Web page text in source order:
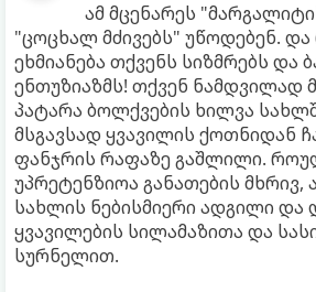
ამ მცენარეს
"ცოცხალ მძივებს" უწოდებენ.
ეხმიანება თქვენს სიზმრებს და
ენთუზიაზმს! თქვენ ნამდვილად
პატარა ბოლქვების ხილვა
მსგავსად ყვავილის ქოთნიდან
ფანჯრის რაფაზე გაშლილი.
უპრეტენზიოა განათების მხრივ,
სახლის ნებისმიერი ადგილი
ყვავილების სილამაზითა და
სურნელით.